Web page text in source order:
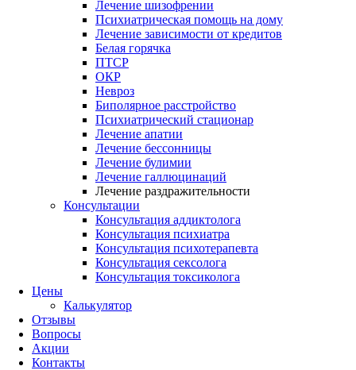
Лечение шизофрении
Психиатрическая помощь на дому
Лечение зависимости от кредитов
Белая горячка
ПТСР
ОКР
Невроз
Биполярное расстройство
Психиатрический стационар
Лечение апатии
Лечение бессонницы
Лечение булимии
Лечение галлюцинаций
Лечение раздражительности
Консультации
Консультация аддиктолога
Консультация психиатра
Консультация психотерапевта
Консультация сексолога
Консультация токсиколога
Цены
Калькулятор
Отзывы
Вопросы
Акции
Контакты